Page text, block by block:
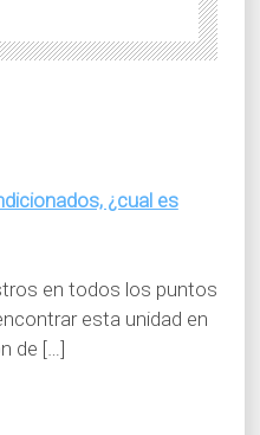
¿cual es
en todos los puntos
esta unidad en
de […]